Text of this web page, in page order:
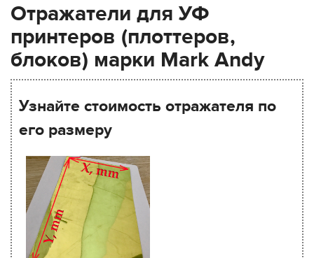
Отражатели для УФ
принтеров (плоттеров,
блоков) марки Mark Andy
Узнайте стоимость отражателя по
его размеру